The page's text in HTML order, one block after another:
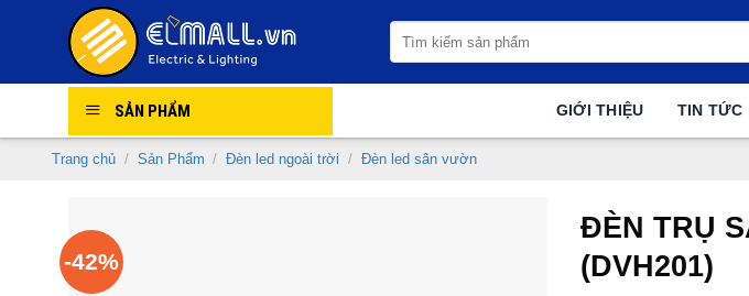
kiếm:
SẢN PHẨM GIỚI THIỆU TIN TỨC
Trang chủ / Sản Phẩm / Đèn led ngoài trời / Đèn led sân vườn
-42%
ĐÈN TRỤ
(DVH201)